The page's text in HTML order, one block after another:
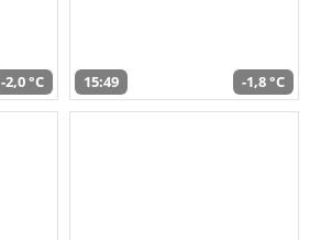
-2,0 °C 15:49 -1,8 °C